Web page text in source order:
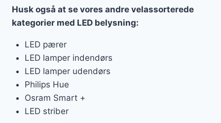
Husk også at se vores andre velassorterede
kategorier med LED belysning:
LED pærer
LED lamper indendørs
LED lamper udendørs
Philips Hue
Osram Smart +
LED striber